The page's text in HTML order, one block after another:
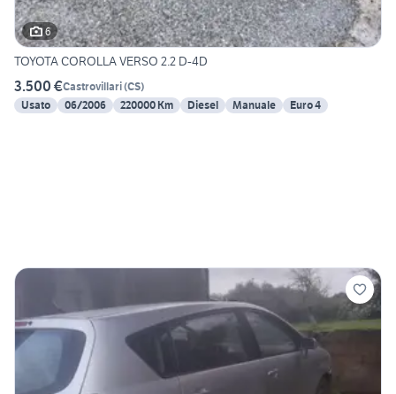
6
TOYOTA COROLLA VERSO 2.2 D-4D
3.500 €Castrovillari(CS)
Usato
06/2006 220000 Km Diesel Manuale Euro 4